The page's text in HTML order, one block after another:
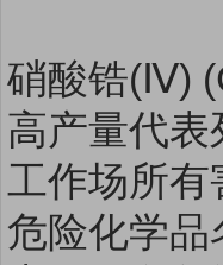
硝酸锆(Ⅳ)
高产量代
工作场所有
危险化学品